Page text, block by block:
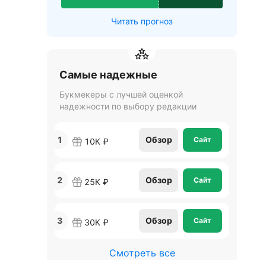
Читать прогноз
Самые надежные
Букмекеры с лучшей оценкой
надежности по выбору редакции
1 10К ₽ Обзор Сайт
2 25К ₽ Обзор Сайт
3 30К ₽ Обзор Сайт
Смотреть все